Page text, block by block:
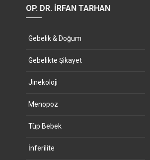
OP. DR. İRFAN TARHAN
Gebelik & Doğum
Gebelikte Şikayet
Jinekoloji
Menopoz
Tüp Bebek
İnferilite